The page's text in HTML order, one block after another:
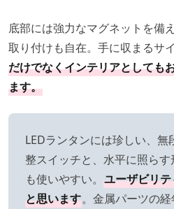
底部には強力なマグネットを備
取り付けも自在。手に収まるサ
だけでなくインテリアとしても
ます。
LEDランタンには珍しい、
整スイッチと、水平に照ら
も使いやすい。 ユーザビリ
と思います。金属パーツの